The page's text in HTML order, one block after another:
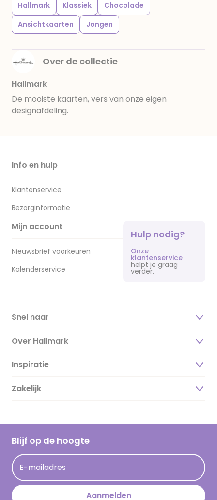
Hallmark Klassiek
Chocolade
Ansichtkaarten
Jongen
Over de collectie
Hallmark
De mooiste kaarten, vers van onze eigen
designafdeling.
Info en hulp
Klantenservice
Bezorginformatie
Mijn account
Nieuwsbrief voorkeuren
Kalenderservice
Hulp nodig?
Onze
klantenservice
helpt je graag
verder.
Snel naar
Over Hallmark
Over ons
Duurzaamheid
Hallmark Kaartclub
Acties
Persberichten
Hallmark en Kinderpostzegels
Inspiratie
Magazine
Cadeau inspiratie
Kaartinspiratie
Zakelijk
Blijf op de hoogte
E-mailadres
Aanmelden